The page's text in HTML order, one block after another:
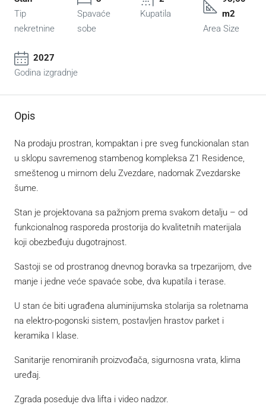
Tip
nekretnine
Spavaće
sobe
Kupatila
m2
Area Size
2027
Godina izgradnje
Opis
Na prodaju prostran, kompaktan i pre sveg funckionalan stan
u sklopu savremenog stambenog kompleksa Z1 Residence,
smeštenog u mirnom delu Zvezdare, nadomak Zvezdarske
šume.
Stan je projektovana sa pažnjom prema svakom detalju – od
funkcionalnog rasporeda prostorija do kvalitetnih materijala
koji obezbeđuju dugotrajnost.
Sastoji se od prostranog dnevnog boravka sa trpezarijom, dve
manje i jedne veće spavaće sobe, dva kupatila i terase.
U stan će biti ugrađena aluminijumska stolarija sa roletnama
na elektro-pogonski sistem, postavljen hrastov parket i
keramika I klase.
Sanitarije renomiranih proizvođača, sigurnosna vrata, klima
uređaj.
Zgrada poseduje dva lifta i video nadzor.